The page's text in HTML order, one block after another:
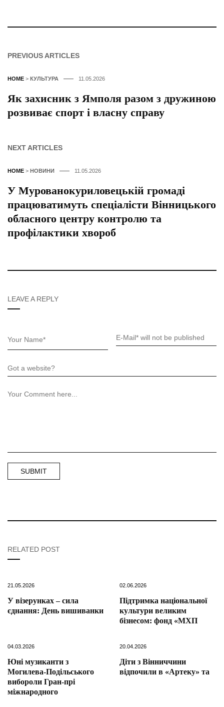
PREVIOUS ARTICLES
HOME > КУЛЬТУРА 11.05.2026
Як захисник з Ямполя разом з дружиною
розвиває спорт і власну справу
NEXT ARTICLES
HOME > НОВИНИ 11.05.2026
У Мурованокуриловецькій громаді
працюватимуть спеціалісти Вінницького
обласного центру контролю та
профілактики хвороб
LEAVE A REPLY
RELATED POST
21.05.2026
У візерунках – сила
єднання: День вишиванки
02.06.2026
Підтримка національної
культури великим
бізнесом: фонд «МХП
04.03.2026
Юні музиканти з
Могилева-Подільського
вибороли Гран-прі
міжнародного
20.04.2026
Діти з Вінниччини
відпочили в «Артеку» та